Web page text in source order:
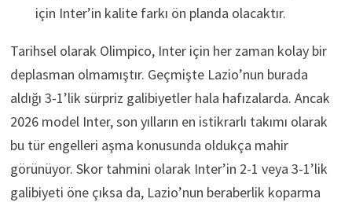
için Inter’in kalite farkı ön planda olacaktır.
Tarihsel olarak Olimpico, Inter için her zaman kolay bir
deplasman olmamıştır. Geçmişte Lazio’nun burada
aldığı 3-1’lik sürpriz galibiyetler hala hafızalarda. Ancak
2026 model Inter, son yılların en istikrarlı takımı olarak
bu tür engelleri aşma konusunda oldukça mahir
görünüyor. Skor tahmini olarak Inter’in 2-1 veya 3-1’lik
galibiyeti öne çıksa da, Lazio’nun beraberlik koparma